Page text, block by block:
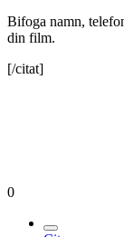
Bifoga namn,
din film.
[/citat]
0